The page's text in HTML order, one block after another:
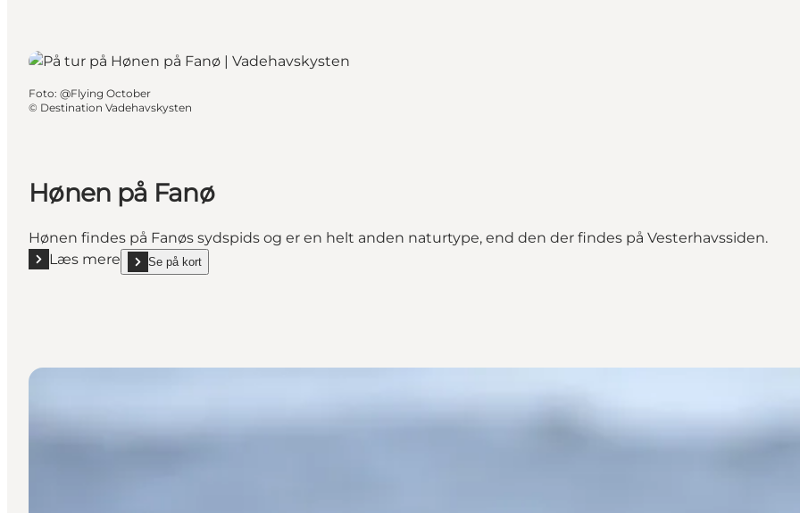
Foto: @Flying October
© Destination Vadehavskysten
Hønen på Fanø
Hønen findes på Fanøs sydspids og er en helt anden naturtype, end den der findes på Vesterhavssiden.
Læs mere
Læs mere "Hønen på Fanø"
Se på kort
show Hønen på Fanø on_map